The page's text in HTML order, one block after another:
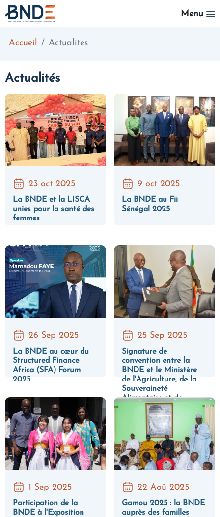
Aller au contenu principal
Menu
Accueil Actualites
Actualités
23 oct 2025
La BNDE et la LISCA
unies pour la santé des
femmes
9 oct 2025
La BNDE au Fii
Sénégal 2025
26 Sep 2025
La BNDE au cœur du
Structured Finance
Africa (SFA) Forum
2025
25 Sep 2025
Signature de
convention entre la
BNDE et le Ministère
de l'Agriculture, de la
Souveraineté
Alimentaire et de
l'Elevage
1 Sep 2025
Participation de la
BNDE à l'Exposition
22 Aoû 2025
Gamou 2025 : la BNDE
auprès des familles